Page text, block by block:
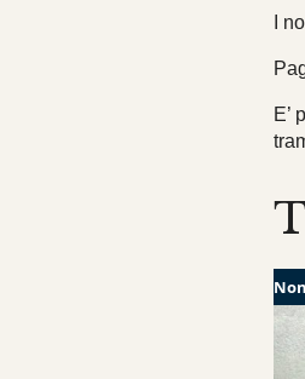
I
E’